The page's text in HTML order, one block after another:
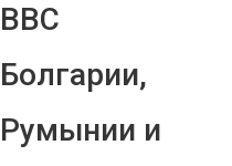
ВВС
Болгарии,
Румынии и